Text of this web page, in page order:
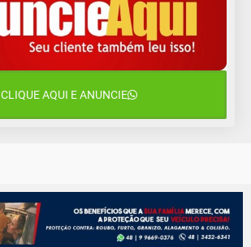
CLIQUE AQUI E ANUNCIE